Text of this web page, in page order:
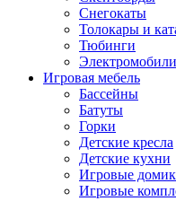
Снегокаты
Толокары и
Тюбинги
Игровая мебель
Бассейны
Батуты
Горки
Детские кресла
Детские кухни
Игровые
Игровые